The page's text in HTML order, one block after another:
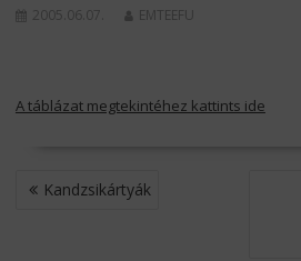
2005.06.07. EMTEEFU
A táblázat megtekintéhez kattints ide
BEJEGYZÉS
NAVIGÁCIÓ
Kandzsikártyák